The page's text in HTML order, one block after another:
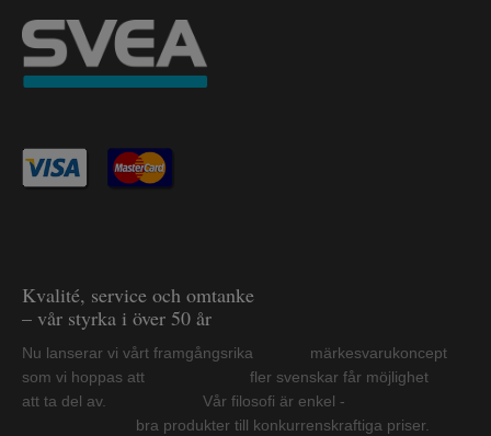
Kvalité, service och omtanke
– vår styrka i över 50 år
Nu lanserar vi vårt framgångsrika märkesvarukoncept
som vi hoppas att fler svenskar får möjlighet
att ta del av. Vår filosofi är enkel -
bra produkter till konkurrenskraftiga priser.